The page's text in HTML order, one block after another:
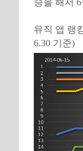
승을 해서
뮤직 앱 랭
6.30 기준)